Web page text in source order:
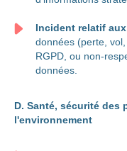
Incident relatif
données (perte,
RGPD, ou non-
données.
D. Santé, sécurité des
l'environnement